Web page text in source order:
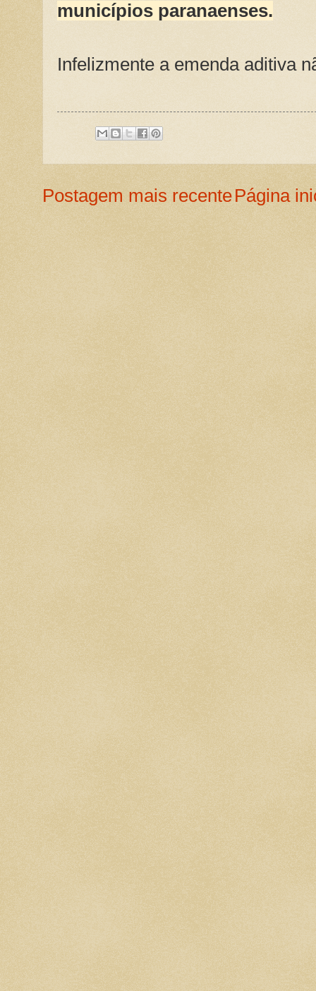
municípios paranaenses.
Infelizmente a emenda aditiva
Postagem mais recentePágina